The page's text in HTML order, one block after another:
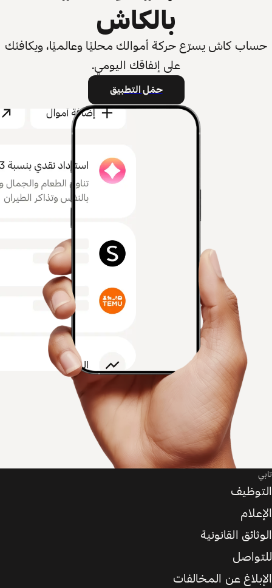
بالكاش
حساب كاش يسرّع حركة أموالك محليًا وعالميًا، ويكافئك
على إنفاقك اليومي.
حمّل التطبيق
تابي
التوظيف
الإعلام
الوثائق القانونية
للتواصل
الإبلاغ عن المخالفات